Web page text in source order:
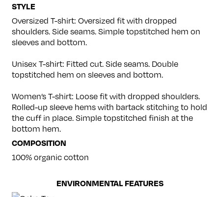
STYLE
Oversized T-shirt: Oversized fit with dropped
shoulders. Side seams. Simple topstitched hem on
sleeves and bottom.
Unisex T-shirt: Fitted cut. Side seams. Double
topstitched hem on sleeves and bottom.
Women’s T-shirt: Loose fit with dropped shoulders.
Rolled-up sleeve hems with bartack stitching to hold
the cuff in place. Simple topstitched finish at the
bottom hem.
COMPOSITION
100% organic cotton
ENVIRONMENTAL FEATURES